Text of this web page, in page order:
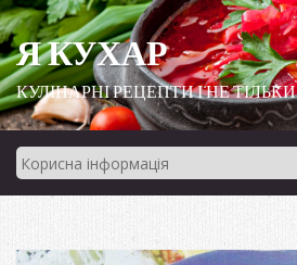
Я КУХАР
КУЛІНАРНІ РЕЦЕПТИ І НЕ ТІЛЬКИ